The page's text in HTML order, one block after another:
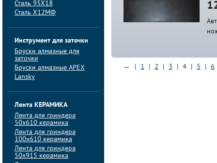
Сталь 95Х18
Сталь Х12МФ
Инструмент для заточки
Бруски алмазные для
заточки
Бруски алмазные APEX
Lansky
Лента КЕРАМИКА
Лента для гриндера
50х610 керамика
Лента для гриндера
100х610 керамика
Лента для гриндера
50х915 керамика
← 1 2 3 4 5 6